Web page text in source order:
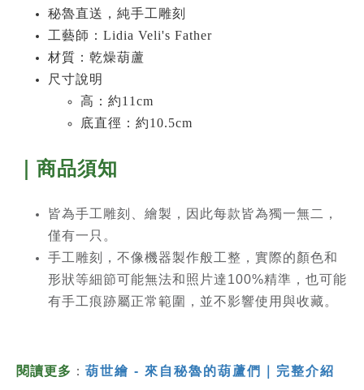
秘魯直送，純手工雕刻
工藝師：Lidia Veli's Father
材質：乾燥葫蘆
尺寸說明
高：約11cm
底直徑：約10.5cm
｜商品須知
皆為手工雕刻、繪製，因此每款皆為獨一無二，
僅有一只。
手工雕刻，不像機器製作般工整，實際的顏色和
形狀等細節可能無法和照片達100%精準，也可能
有手工痕跡屬正常範圍，並不影響使用與收藏。
閱讀更多 ： 葫世繪 - 來自秘魯的葫蘆們｜完整介紹